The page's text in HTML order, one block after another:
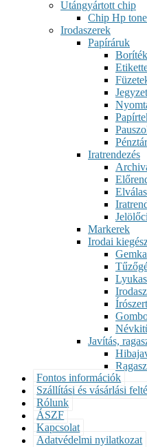
Utángyártott chip
Chip Hp
Irodaszerek
Papíráruk
Iratrendezés
Markerek
Irodai
Javítás,
Fontos információk
Szállítási és vásárlási
Rólunk
ÁSZF
Kapcsolat
Adatvédelmi nyilatkozat